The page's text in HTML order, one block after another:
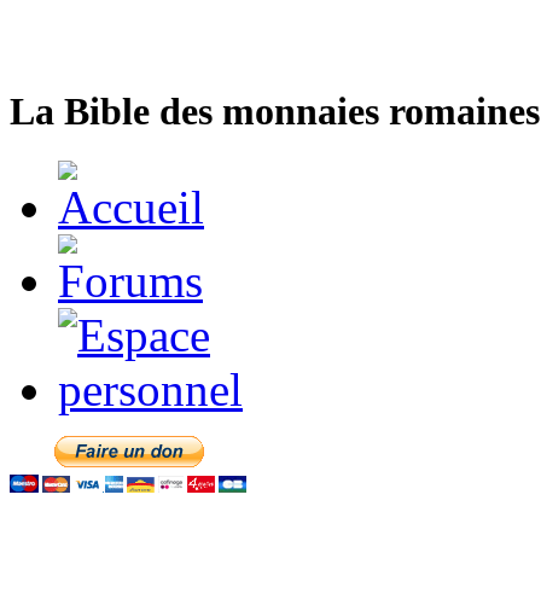
La Bible des monnaies